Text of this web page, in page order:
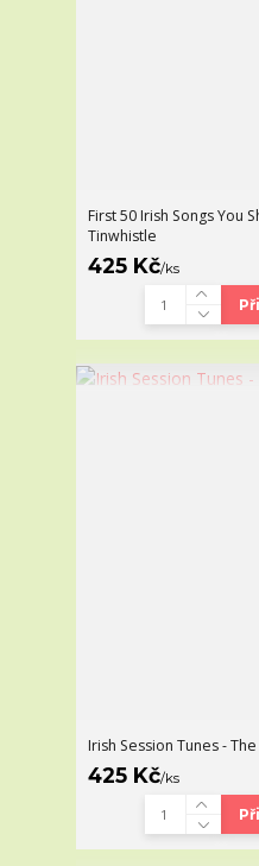
First 50 Irish Songs You
Tinwhistle
425 Kč/ks
Irish Session Tunes -
425 Kč/ks